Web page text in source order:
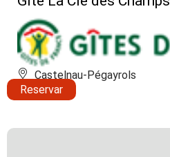
Castelnau-Pégayrols
Reservar